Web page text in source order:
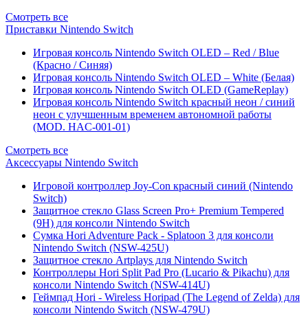
Смотреть все
Приставки Nintendo Switch
Игровая консоль Nintendo Switch OLED – Red / Blue
(Красно / Синяя)
Игровая консоль Nintendo Switch OLED – White (Белая)
Игровая консоль Nintendo Switch OLED (GameReplay)
Игровая консоль Nintendo Switch красный неон / синий
неон с улучшенным временем автономной работы
(MOD. HAC-001-01)
Смотреть все
Аксессуары Nintendo Switch
Игровой контроллер Joy-Con красный синий (Nintendo
Switch)
Защитное стекло Glass Screen Pro+ Premium Tempered
(9H) для консоли Nintendo Switch
Сумка Hori Adventure Pack - Splatoon 3 для консоли
Nintendo Switch (NSW-425U)
Защитное стекло Artplays для Nintendo Switch
Контроллеры Hori Split Pad Pro (Lucario & Pikachu) для
консоли Nintendo Switch (NSW-414U)
Геймпад Hori - Wireless Horipad (The Legend of Zelda) для
консоли Nintendo Switch (NSW-479U)